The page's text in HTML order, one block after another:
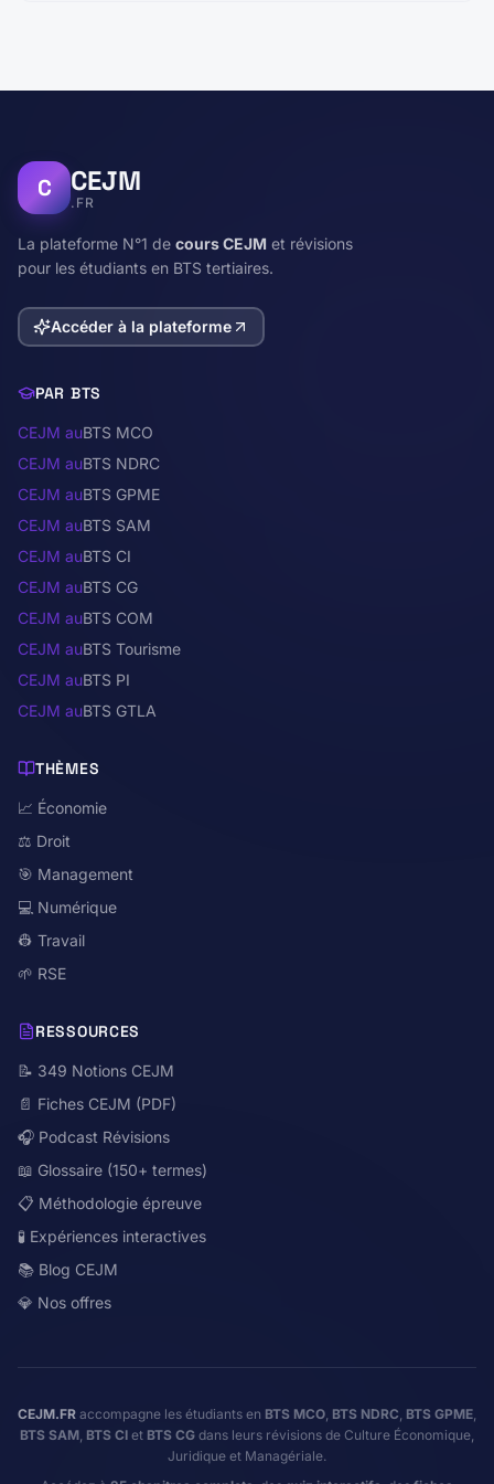
C CEJM
.FR
La plateforme N°1 de cours CEJM et révisions
pour les étudiants en BTS tertiaires.
Accéder à la plateforme
PAR BTS
CEJM auBTS MCO
CEJM auBTS NDRC
CEJM auBTS GPME
CEJM auBTS SAM
CEJM auBTS CI
CEJM auBTS CG
CEJM auBTS COM
CEJM auBTS Tourisme
CEJM auBTS PI
CEJM auBTS GTLA
THÈMES
📈 Économie
⚖️ Droit
🎯 Management
💻 Numérique
👷 Travail
🌱 RSE
RESSOURCES
📝 349 Notions CEJM
📄 Fiches CEJM (PDF)
🎧 Podcast Révisions
📖 Glossaire (150+ termes)
📋 Méthodologie épreuve
🧪 Expériences interactives
📚 Blog CEJM
💎 Nos offres
CEJM.FR accompagne les étudiants en BTS MCO, BTS NDRC, BTS GPME,
BTS SAM, BTS CI et BTS CG dans leurs révisions de Culture Économique,
Juridique et Managériale.